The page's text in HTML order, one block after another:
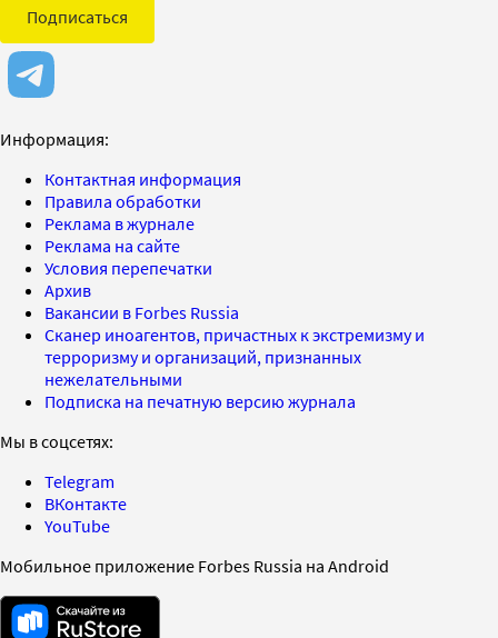
Подписаться
Информация:
Контактная информация
Правила обработки
Реклама в журнале
Реклама на сайте
Условия перепечатки
Архив
Вакансии в Forbes Russia
Сканер иноагентов, причастных к экстремизму и
терроризму и организаций, признанных
нежелательными
Подписка на печатную версию журнала
Мы в соцсетях:
Telegram
ВКонтакте
YouTube
Мобильное приложение Forbes Russia на Android